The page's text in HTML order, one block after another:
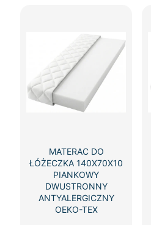
MATERAC DO
ŁÓŻECZKA 140X70X10
PIANKOWY
DWUSTRONNY
ANTYALERGICZNY
OEKO-TEX